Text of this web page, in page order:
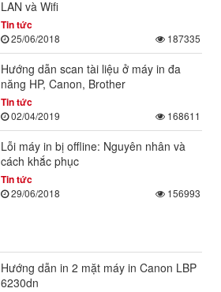
LAN và Wifi
Tin tức
25/06/2018 187335
Hướng dẫn scan tài liệu ở máy in đa
năng HP, Canon, Brother
Tin tức
02/04/2019 168611
Lỗi máy in bị offline: Nguyên nhân và
cách khắc phục
Tin tức
29/06/2018 156993
Hướng dẫn in 2 mặt máy in Canon LBP
6230dn